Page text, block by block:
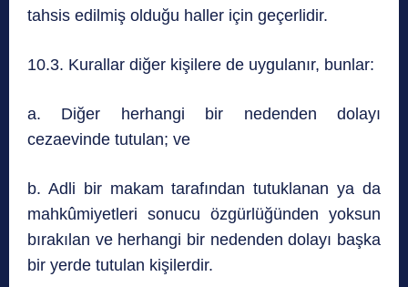
tahsis edilmiş olduğu haller için geçerlidir.
10.3. Kurallar diğer kişilere de uygulanır, bunlar:
a. Diğer herhangi bir nedenden dolayı
cezaevinde tutulan; ve
b. Adli bir makam tarafından tutuklanan ya da
mahkûmiyetleri sonucu özgürlüğünden yoksun
bırakılan ve herhangi bir nedenden dolayı başka
bir yerde tutulan kişilerdir.